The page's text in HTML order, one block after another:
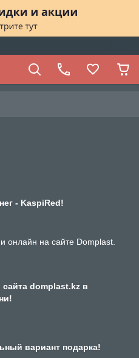
- KaspiRed!
онлайн на сайте Domplast.
domplast.kz в
вариант подарка!